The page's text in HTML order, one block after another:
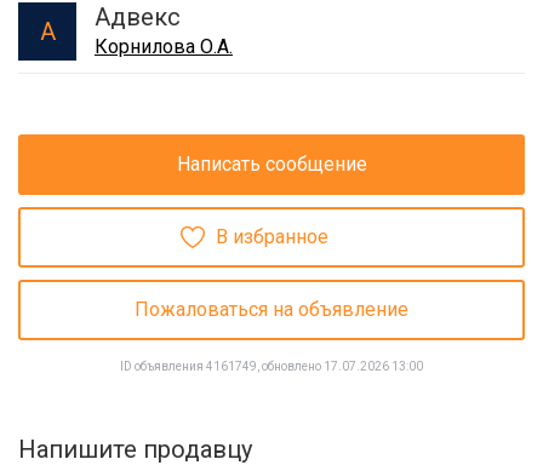
А Адвекс
Корнилова О.А.
Написать сообщение
В избранное
Пожаловаться на объявление
ID объявления 4161749, обновлено 17.07.2026 13:00
Напишите продавцу